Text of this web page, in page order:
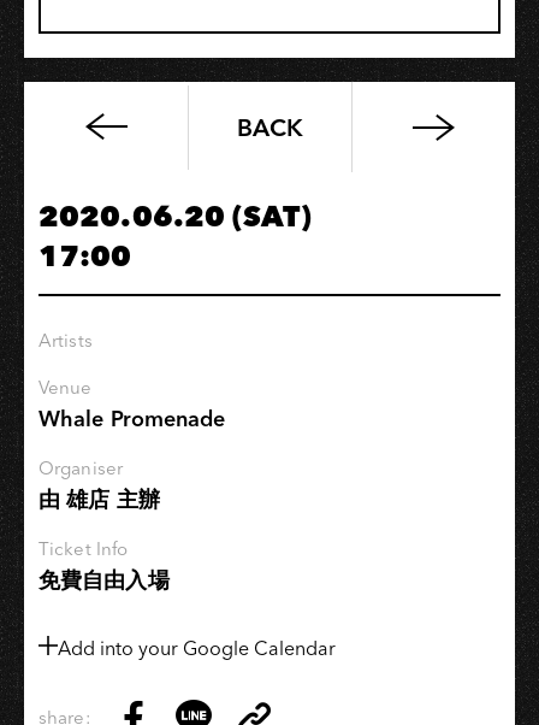
《零
起
義：
療
癒
⽇
之
「唱
欲
⾔・
無
攔」
BACK
2020.06.20 (SAT)
17:00
Artists
Venue
Whale Promenade
Organiser
由 雄店 主辦
Ticket Info
免費自由入場
Add into your Google Calendar
share: